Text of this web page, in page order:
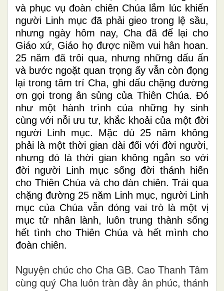
và phục vụ đoàn chiên Chúa lắm lúc khiến
người Linh mục đã phải gieo trong lệ sầu,
nhưng ngày hôm nay, Cha đã để lại cho
Giáo xứ, Giáo họ được niềm vui hân hoan.
25 năm đã trôi qua, nhưng những dấu ấn
và bước ngoặt quan trọng ấy vẫn còn đọng
lại trong tâm trí Cha, ghi dấu chặng đường
ơn gọi trong ân sủng của Thiên Chúa. Đó
như một hành trình của những hy sinh
cùng với nỗi ưu tư, khắc khoải của một đời
người Linh mục. Mặc dù 25 năm không
phải là một thời gian dài đối với đời người,
nhưng đó là thời gian không ngắn so với
đời người Linh mục sống đời thánh hiến
cho Thiên Chúa và cho đàn chiên. Trải qua
chặng đường 25 năm Linh mục, người Linh
mục của Chúa vẫn đóng vai trò là một vị
mục tử nhân lành, luôn trung thành sống
hết tình cho Thiên Chúa và hết mình cho
đoàn chiên.
Nguyện chúc cho Cha GB. Cao Thanh Tâm
cùng quý Cha luôn tràn đầy ân phúc, thánh